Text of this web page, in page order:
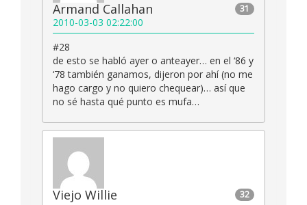
31
Armand Callahan
2010-03-03 02:22:00
#28
de esto se habló ayer o anteayer… en el ‘86 y
‘78 también ganamos, dijeron por ahí (no me
hago cargo y no quiero chequear)… así que
no sé hasta qué punto es mufa…
32
Viejo Willie